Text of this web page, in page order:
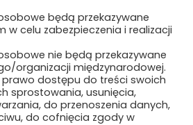
nami
będą przekazywane
w celu zabezpieczenia i realizacji
nie będą przekazywane
organizacji międzynarodowej.
prawo dostępu do treści swoich
sprostowania, usunięcia,
do przenoszenia danych,
do cofnięcia zgody w